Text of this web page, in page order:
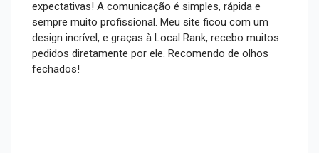
expectativas! A comunicação é simples, rápida e
sempre muito profissional. Meu site ficou com um
design incrível, e graças à Local Rank, recebo muitos
pedidos diretamente por ele. Recomendo de olhos
fechados!